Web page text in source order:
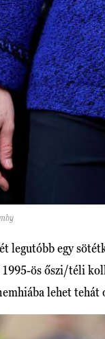
legutóbb egy
ös őszi/téli
lehet tehát